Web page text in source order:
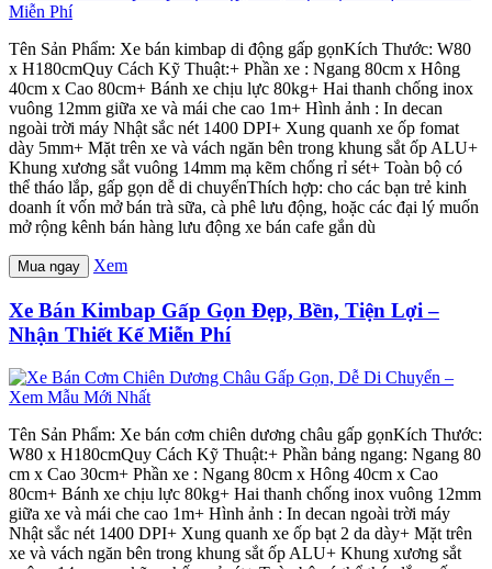
Tên Sản Phẩm: Xe bán kimbap di động gấp gọnKích Thước: W80
x H180cmQuy Cách Kỹ Thuật:+ Phần xe : Ngang 80cm x Hông
40cm x Cao 80cm+ Bánh xe chịu lực 80kg+ Hai thanh chống inox
vuông 12mm giữa xe và mái che cao 1m+ Hình ảnh : In decan
ngoài trời máy Nhật sắc nét 1400 DPI+ Xung quanh xe ốp fomat
dày 5mm+ Mặt trên xe và vách ngăn bên trong khung sắt ốp ALU+
Khung xương sắt vuông 14mm mạ kẽm chống rỉ sét+ Toàn bộ có
thể tháo lắp, gấp gọn dễ di chuyểnThích hợp: cho các bạn trẻ kinh
doanh ít vốn mở bán trà sữa, cà phê lưu động, hoặc các đại lý muốn
mở rộng kênh bán hàng lưu động xe bán cafe gắn dù
Mua ngay Xem
Xe Bán Kimbap Gấp Gọn Đẹp, Bền, Tiện Lợi –
Nhận Thiết Kế Miễn Phí
Tên Sản Phẩm: Xe bán cơm chiên dương châu gấp gọnKích Thước:
W80 x H180cmQuy Cách Kỹ Thuật:+ Phần bảng ngang: Ngang 80
cm x Cao 30cm+ Phần xe : Ngang 80cm x Hông 40cm x Cao
80cm+ Bánh xe chịu lực 80kg+ Hai thanh chống inox vuông 12mm
giữa xe và mái che cao 1m+ Hình ảnh : In decan ngoài trời máy
Nhật sắc nét 1400 DPI+ Xung quanh xe ốp bạt 2 da dày+ Mặt trên
xe và vách ngăn bên trong khung sắt ốp ALU+ Khung xương sắt